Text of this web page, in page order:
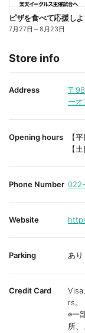
ピザを食べて応援し
7月27日 ～8月23日
Store info
Address 〒
ーオ
Opening hours
【
【
Phone Number
Website
Parking あり
Credit Card
rs。
※一
所、